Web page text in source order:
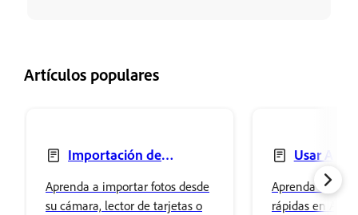
Artículos populares
Importación de
Downloader
Aprenda a importar fotos desde
su cámara, lector de tarjetas o
Usar
Aprenda a usar
rápidas en